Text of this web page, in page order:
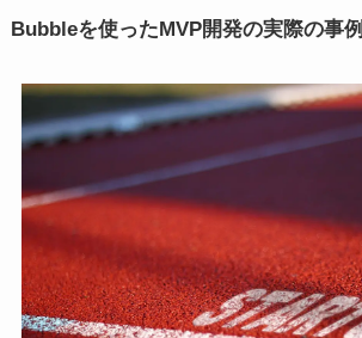
Bubbleを使ったMVP開発の実際の事例